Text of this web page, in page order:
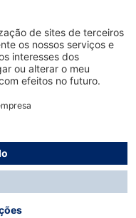
for indicado o